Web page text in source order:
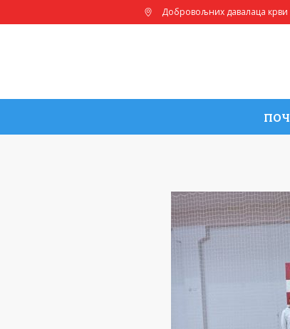
Добровољних давалаца крви